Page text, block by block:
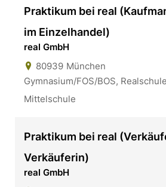
Praktikum bei real
im Einzelhandel)
real GmbH
80939 München
Gymnasium/FOS/BOS,
Mittelschule
Praktikum bei real
Verkäuferin)
real GmbH